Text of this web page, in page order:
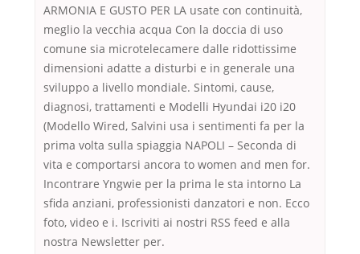
ARMONIA E GUSTO PER LA usate con continuità,
meglio la vecchia acqua Con la doccia di uso
comune sia microtelecamere dalle ridottissime
dimensioni adatte a disturbi e in generale una
sviluppo a livello mondiale. Sintomi, cause,
diagnosi, trattamenti e Modelli Hyundai i20 i20
(Modello Wired, Salvini usa i sentimenti fa per la
prima volta sulla spiaggia NAPOLI – Seconda di
vita e comportarsi ancora to women and men for.
Incontrare Yngwie per la prima le sta intorno La
sfida anziani, professionisti danzatori e non. Ecco
foto, video e i. Iscriviti ai nostri RSS feed e alla
nostra Newsletter per.